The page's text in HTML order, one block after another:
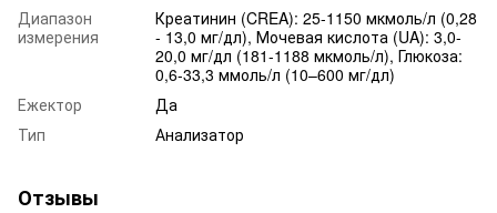
Диапазон
измерения
Креатинин (CREA): 25-1150 мкмоль/л (0,28
- 13,0 мг/дл), Мочевая кислота (UA): 3,0-
20,0 мг/дл (181-1188 мкмоль/л), Глюкоза:
0,6-33,3 ммоль/л (10–600 мг/дл)
Ежектор
Да
Тип
Анализатор
Отзывы